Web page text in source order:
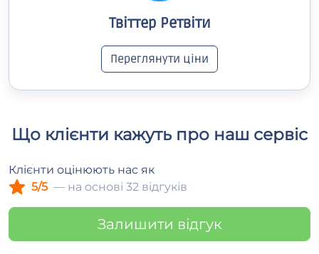
Твіттер Ретвіти
Переглянути ціни
Що клієнти кажуть про наш сервіс
Клієнти оцінюють нас як
5/5 — на основі 32 відгуків
Залишити відгук